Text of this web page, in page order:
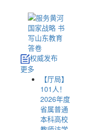
权威发布
更多
【厅局】
101人！
2026年度
省属普通
本科高校